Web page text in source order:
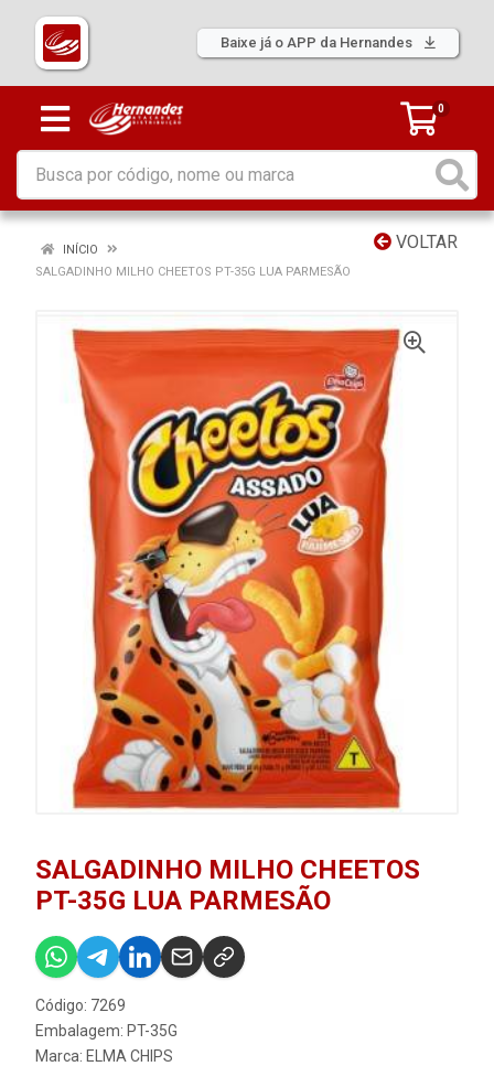
Baixe já o APP da Hernandes
0
VOLTAR
INÍCIO
SALGADINHO MILHO CHEETOS PT-35G LUA PARMESÃO
SALGADINHO MILHO CHEETOS
PT-35G LUA PARMESÃO
Código: 7269
Embalagem: PT-35G
Marca: ELMA CHIPS